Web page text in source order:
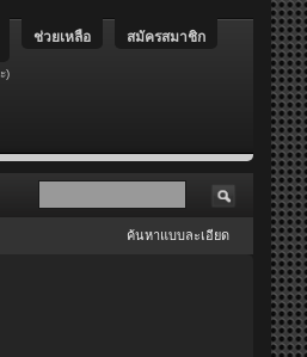
สมัครสมาชิก
ช่วยเหลือ
)
ค้นหาแบบละเอียด